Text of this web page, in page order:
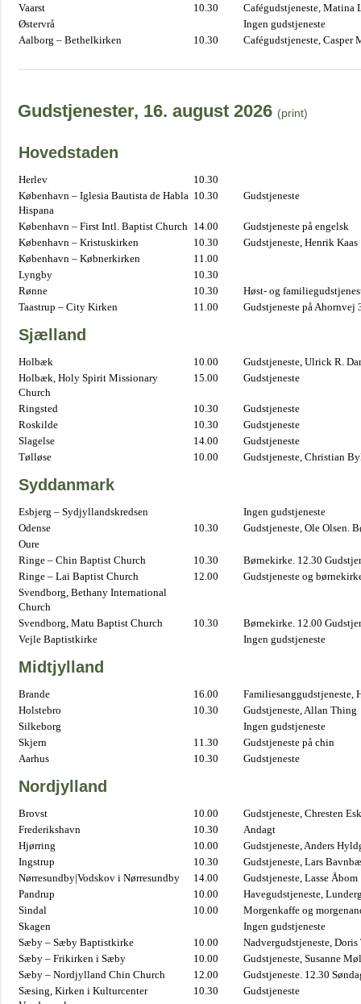
Vaarst
10.30
Cafégudstjeneste, Matina
Østervrå
Ingen gudstjeneste
Aalborg – Bethelkirken
10.30 Cafégudstjeneste, Casper
Gudstjenester, 16. august 2026 (print)
Hovedstaden
Herlev
10.30
København – Iglesia Bautista de Habla
Hispana
10.30 Gudstjeneste
København – First Intl. Baptist Church 14.00
Gudstjeneste på engelsk
København – Kristuskirken
10.30
Gudstjeneste, Henrik Kaas
København – Købnerkirken
11.00
Lyngby
10.30
Rønne
10.30
Høst- og
Taastrup – City Kirken
11.00 Gudstjeneste på Ahornvej
Sjælland
Holbæk 10.00
Gudstjeneste, Ulrick R.
Holbæk, Holy Spirit Missionary
Church
15.00 Gudstjeneste
Ringsted 10.30
Gudstjeneste
Roskilde
10.30
Gudstjeneste
Slagelse
14.00
Gudstjeneste
Tølløse
10.00 Gudstjeneste, Christian
Syddanmark
Esbjerg – Sydjyllandskredsen
Ingen gudstjeneste
Odense
10.30
Gudstjeneste, Ole Olsen.
Oure
Ringe – Chin Baptist Church
10.30
Børnekirke. 12.30
Ringe – Lai Baptist Church
12.00
Gudstjeneste og
Svendborg, Bethany International
Church
Svendborg, Matu Baptist Church
10.30
Børnekirke. 12.00
Vejle Baptistkirke
Ingen gudstjeneste
Midtjylland
Brande 16.00
Familiesanggudstjeneste,
Holstebro
10.30
Gudstjeneste, Allan Thing
Silkeborg
Ingen gudstjeneste
Skjern
11.30
Gudstjeneste på chin
Aarhus
10.30 Gudstjeneste
Nordjylland
Brovst 10.00
Gudstjeneste, Chresten
Frederikshavn
10.30
Andagt
Hjørring
10.00
Gudstjeneste, Anders
Ingstrup
10.30
Gudstjeneste, Lars
Nørresundby|Vodskov i Nørresundby
14.00
Gudstjeneste, Lasse Åbom
Pandrup
10.00
Havegudstjeneste,
Sindal
10.00
Morgenkaffe og
Skagen
Ingen gudstjeneste
Sæby – Sæby Baptistkirke
10.00
Nadvergudstjeneste,
Sæby – Frikirken i Sæby
10.00
Gudstjeneste, Susanne
Sæby – Nordjylland Chin Church
12.00
Gudstjeneste. 12.30
Sæsing, Kirken i Kulturcenter
10.30 Gudstjeneste